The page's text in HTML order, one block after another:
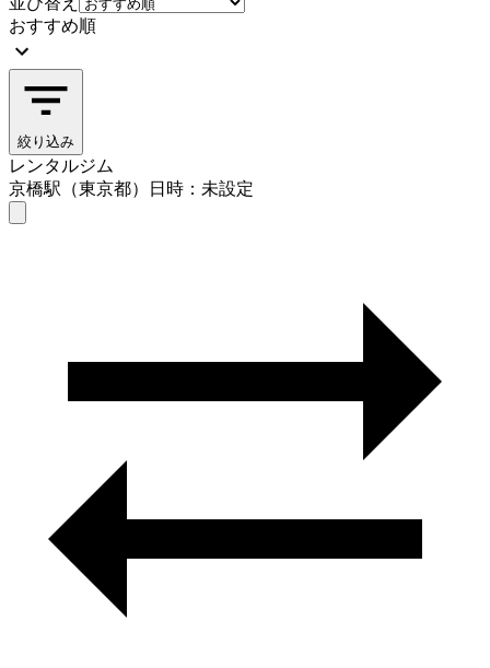
おすすめ順
絞り込み
レンタルジム
京橋駅（東京都）
日時：未設定